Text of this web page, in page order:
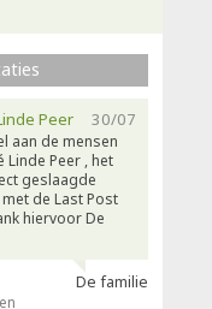
30/07
Peer
aan de mensen
Peer , het
geslaagde
de Last Post
hiervoor De
De familie